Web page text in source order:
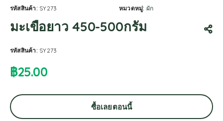
รหัสสินค้า: SY273 หมวดหมู่: ผัก
มะเขือยาว 450-500กรัม
รหัสสินค้า: SY273
฿25.00
ซื้อเลยตอนนี้